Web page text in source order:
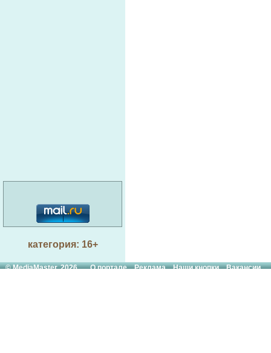
категория: 16+
© MediaMaster, 2026О портале Реклама Наши кнопки Вакансии